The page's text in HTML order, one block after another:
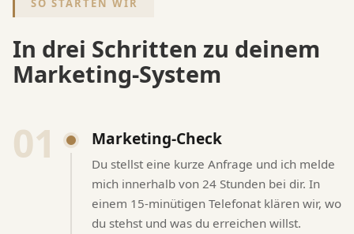
SO STARTEN WIR
In drei Schritten zu deinem
Marketing-System
01 Marketing-Check
Du stellst eine kurze Anfrage und ich melde
mich innerhalb von 24 Stunden bei dir. In
einem 15-minütigen Telefonat klären wir, wo
du stehst und was du erreichen willst.